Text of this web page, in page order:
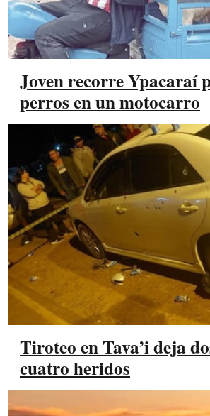
Joven recorre Ypacaraí
perros en un motocarro
Tiroteo en Tava’i deja
cuatro heridos